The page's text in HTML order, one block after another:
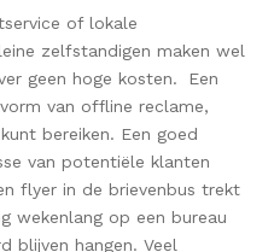
of lokale
zelfstandigen maken wel
geen hoge kosten.
Een
van offline reclame,
bereiken. Een goed
van potentiële klanten
flyer in de brievenbus trekt
wekenlang op een bureau
blijven hangen. Veel